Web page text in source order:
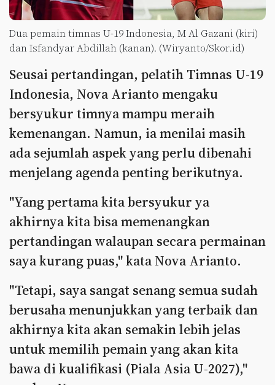
Dua pemain timnas U-19 Indonesia, M Al Gazani (kiri)
dan Isfandyar Abdillah (kanan). (Wiryanto/Skor.id)
Seusai pertandingan, pelatih Timnas U-19
Indonesia, Nova Arianto mengaku
bersyukur timnya mampu meraih
kemenangan. Namun, ia menilai masih
ada sejumlah aspek yang perlu dibenahi
menjelang agenda penting berikutnya.
"Yang pertama kita bersyukur ya
akhirnya kita bisa memenangkan
pertandingan walaupan secara permainan
saya kurang puas," kata Nova Arianto.
"Tetapi, saya sangat senang semua sudah
berusaha menunjukkan yang terbaik dan
akhirnya kita akan semakin lebih jelas
untuk memilih pemain yang akan kita
bawa di kualifikasi (Piala Asia U-2027),"